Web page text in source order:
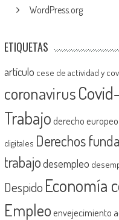
WordPress.org
ETIQUETAS
artículo cese de actividad y
coronavirus
Trabajoderecho europeo
digitales Derechos
trabajodesempleo
Despido Economía
Empleoenvejecimiento